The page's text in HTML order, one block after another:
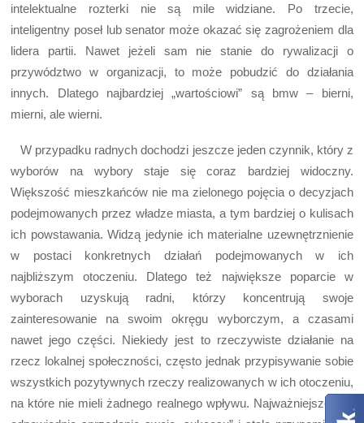
intelektualne rozterki nie są mile widziane. Po trzecie,
inteligentny poseł lub senator może okazać się zagrożeniem dla
lidera partii. Nawet jeżeli sam nie stanie do rywalizacji o
przywództwo w organizacji, to może pobudzić do działania
innych. Dlatego najbardziej „wartościowi” są bmw – bierni,
mierni, ale wierni.
W przypadku radnych dochodzi jeszcze jeden czynnik, który z
wyborów na wybory staje się coraz bardziej widoczny.
Większość mieszkańców nie ma zielonego pojęcia o decyzjach
podejmowanych przez władze miasta, a tym bardziej o kulisach
ich powstawania. Widzą jedynie ich materialne uzewnętrznienie
w postaci konkretnych działań podejmowanych w ich
najbliższym otoczeniu. Dlatego też największe poparcie w
wyborach uzyskują radni, którzy koncentrują swoje
zainteresowanie na swoim okręgu wyborczym, a czasami
nawet jego części. Niekiedy jest to rzeczywiste działanie na
rzecz lokalnej społeczności, często jednak przypisywanie sobie
wszystkich pozytywnych rzeczy realizowanych w ich otoczeniu,
na które nie mieli żadnego realnego wpływu. Najważniejsze jest